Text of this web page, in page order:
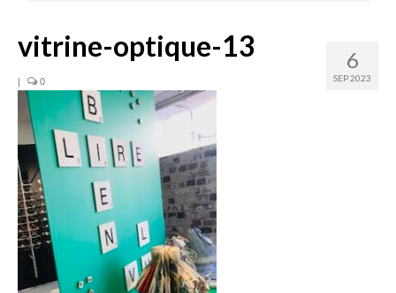
FORMATIONS
FORMATIONS DU POINT DE VENTE
MERCHANDISING & VITRINES
FORMATIONS RH
FORMATIONS DE FORMATEURS
CONSEILS & PRESTATIONS
REALISATIONS
6
SEP 2023
vitrine-optique-13
| 0